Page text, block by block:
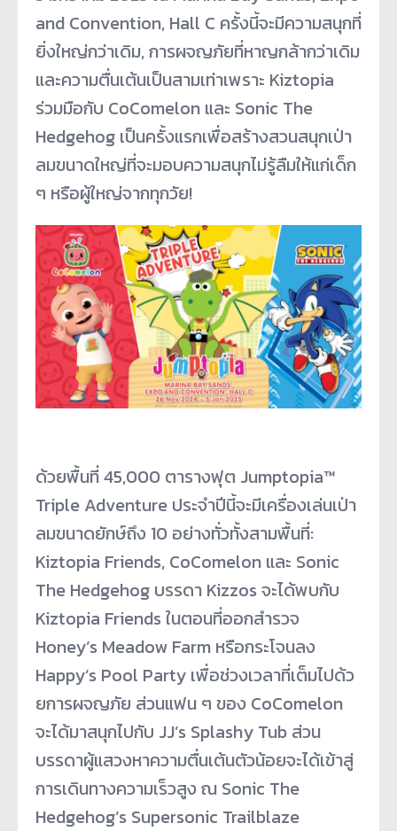
and Convention, Hall C ครั้งนี้จะมีความสนุกที่
ยิ่งใหญ่กว่าเดิม, การผจญภัยที่หาญกล้ากว่าเดิม
และความตื่นเต้นเป็นสามเท่าเพราะ Kiztopia
ร่วมมือกับ CoComelon และ Sonic The
Hedgehog เป็นครั้งแรกเพื่อสร้างสวนสนุกเป่า
ลมขนาดใหญ่ที่จะมอบความสนุกไม่รู้ลืมให้แก่เด็ก
ๆ หรือผู้ใหญ่จากทุกวัย!
ด้วยพื้นที่ 45,000 ตารางฟุต Jumptopia™
Triple Adventure ประจำปีนี้จะมีเครื่องเล่นเป่า
ลมขนาดยักษ์ถึง 10 อย่างทั่วทั้งสามพื้นที่:
Kiztopia Friends, CoComelon และ Sonic
The Hedgehog บรรดา Kizzos จะได้พบกับ
Kiztopia Friends ในตอนที่ออกสำรวจ
Honey’s Meadow Farm หรือกระโจนลง
Happy’s Pool Party เพื่อช่วงเวลาที่เต็มไปด้ว
ยการผจญภัย ส่วนแฟน ๆ ของ CoComelon
จะได้มาสนุกไปกับ JJ’s Splashy Tub ส่วน
บรรดาผู้แสวงหาความตื่นเต้นตัวน้อยจะได้เข้าสู่
การเดินทางความเร็วสูง ณ Sonic The
Hedgehog’s Supersonic Trailblaze